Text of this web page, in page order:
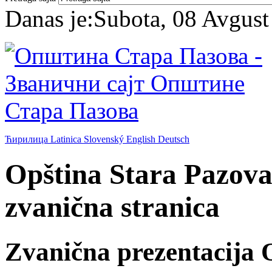
Danas je:Subota, 08
Ћирилица Latinica Slovenský English Deutsch
Opština Stara
zvanična stranica
Zvanična prezentacija